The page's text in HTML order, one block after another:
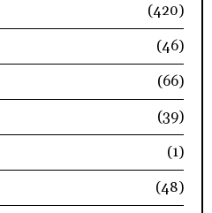
(420)
(46)
(66)
(39)
(1)
(48)